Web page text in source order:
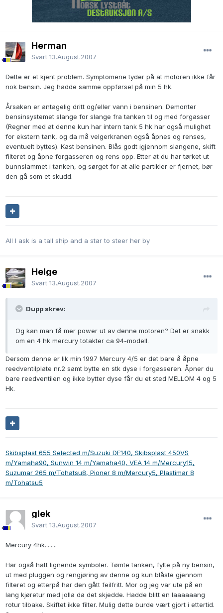
Herman
Svart 13.August.2007
Dette er et kjent problem. Symptomene tyder på at motoren ikke får
nok bensin. Jeg hadde samme oppførsel på min 5 hk.
Årsaken er antagelig dritt og/eller vann i bensinen. Demonter
bensinsystemet slange for slange fra tanken til og med forgasser
(Regner med at denne kun har intern tank 5 hk har også mulighet
for ekstern tank, og da må velgerkranen også åpnes og renses,
eventuelt byttes). Kast bensinen. Blås godt igjennom slangene, skift
filteret og åpne forgasseren og rens opp. Etter at du har tørket ut
bunnslammet i tanken, og sørget for at alle partikler er fjernet, bør
den gå som et skudd.
All I ask is a tall ship and a star to steer her by
Helge
Svart 13.August.2007
Dupp skrev:
Og kan man få mer power ut av denne motoren? Det er snakk
om en 4 hk mercury totakter ca 94-modell.
Dersom denne er lik min 1997 Mercury 4/5 er det bare å åpne
reedventilplate nr.2 samt bytte en stk dyse i forgasseren. Åpner du
bare reedventilen og ikke bytter dyse får du et sted MELLOM 4 og 5
Hk.
Skibsplast 655 Selected m/Suzuki DF140, Skibsplast 450VS
m/Yamaha90, Sunwin 14 m/Yamaha40, VEA 14 m/Mercury15,
Suzumar 265 m/Tohatsu8, Pioner 8 m/Mercury5, Plastimar 8
m/Tohatsu5
glek
Svart 13.August.2007
Mercury 4hk........
Har også hatt lignende symboler. Tømte tanken, fylte på ny bensin,
ut med pluggen og rengjøring av denne og kun blåste gjennom
filteret og etterpå har den gått feilfritt. Mor og jeg var ute på en
lang kjøretur med jolla da det skjedde. Hadde blitt en laaaaaang
rotur tilbake. Skiftet ikke filter. Mulig dette burde vært gjort i ettertid.